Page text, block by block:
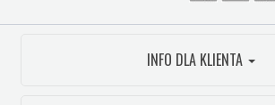
INFO DLA KLIENTA